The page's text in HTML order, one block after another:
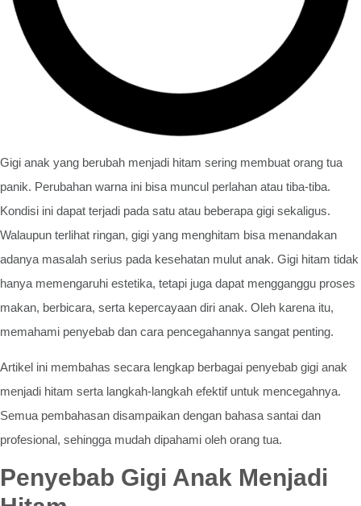
Gigi anak yang berubah menjadi hitam sering membuat orang tua
panik. Perubahan warna ini bisa muncul perlahan atau tiba-tiba.
Kondisi ini dapat terjadi pada satu atau beberapa gigi sekaligus.
Walaupun terlihat ringan, gigi yang menghitam bisa menandakan
adanya masalah serius pada kesehatan mulut anak. Gigi hitam tidak
hanya memengaruhi estetika, tetapi juga dapat mengganggu proses
makan, berbicara, serta kepercayaan diri anak. Oleh karena itu,
memahami penyebab dan cara pencegahannya sangat penting.
Artikel ini membahas secara lengkap berbagai penyebab gigi anak
menjadi hitam serta langkah-langkah efektif untuk mencegahnya.
Semua pembahasan disampaikan dengan bahasa santai dan
profesional, sehingga mudah dipahami oleh orang tua.
Penyebab Gigi Anak Menjadi